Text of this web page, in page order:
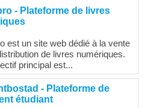
- Plateforme de livres
est un site web dédié à la vente
de livres numériques.
principal est...
- Plateforme de
étudiant